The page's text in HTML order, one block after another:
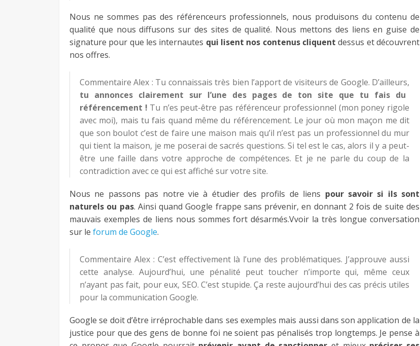
Nous ne sommes pas des référenceurs professionnels, nous produisons du contenu de
qualité que nous diffusons sur des sites de qualité. Nous mettons des liens en guise de
signature pour que les internautes qui lisent nos contenus cliquent dessus et découvrent
nos offres.
Commentaire Alex : Tu connaissais très bien l’apport de visiteurs de Google. D’ailleurs,
tu annonces clairement sur l’une des pages de ton site que tu fais du
référencement ! Tu n’es peut-être pas référenceur professionnel (mon poney rigole
avec moi), mais tu fais quand même du référencement. Le jour où mon maçon me dit
que son boulot c’est de faire une maison mais qu’il n’est pas un professionnel du mur
qui tient la maison, je me poserai de sacrés questions. Si tel est le cas, alors il y a peut-
être une faille dans votre approche de compétences. Et je ne parle du coup de la
contradiction avec ce qui est affiché sur votre site.
Nous ne passons pas notre vie à étudier des profils de liens pour savoir si ils sont
naturels ou pas. Ainsi quand Google frappe sans prévenir, en donnant 2 fois de suite des
mauvais exemples de liens nous sommes fort désarmés.Vvoir la très longue conversation
sur le forum de Google.
Commentaire Alex : C’est effectivement là l’une des problématiques. J’approuve aussi
cette analyse. Aujourd’hui, une pénalité peut toucher n’importe qui, même ceux
n’ayant pas fait, pour eux, SEO. C’est stupide. Ça reste aujourd’hui des cas précis utiles
pour la communication Google.
Google se doit d’être irréprochable dans ses exemples mais aussi dans son application de la
justice pour que des gens de bonne foi ne soient pas pénalisés trop longtemps. Je pense à